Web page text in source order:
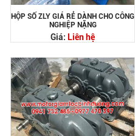
HỘP SỐ ZLY GIÁ RẺ DÀNH CHO CÔNG
NGHIỆP NẶNG
Giá: Liên hệ